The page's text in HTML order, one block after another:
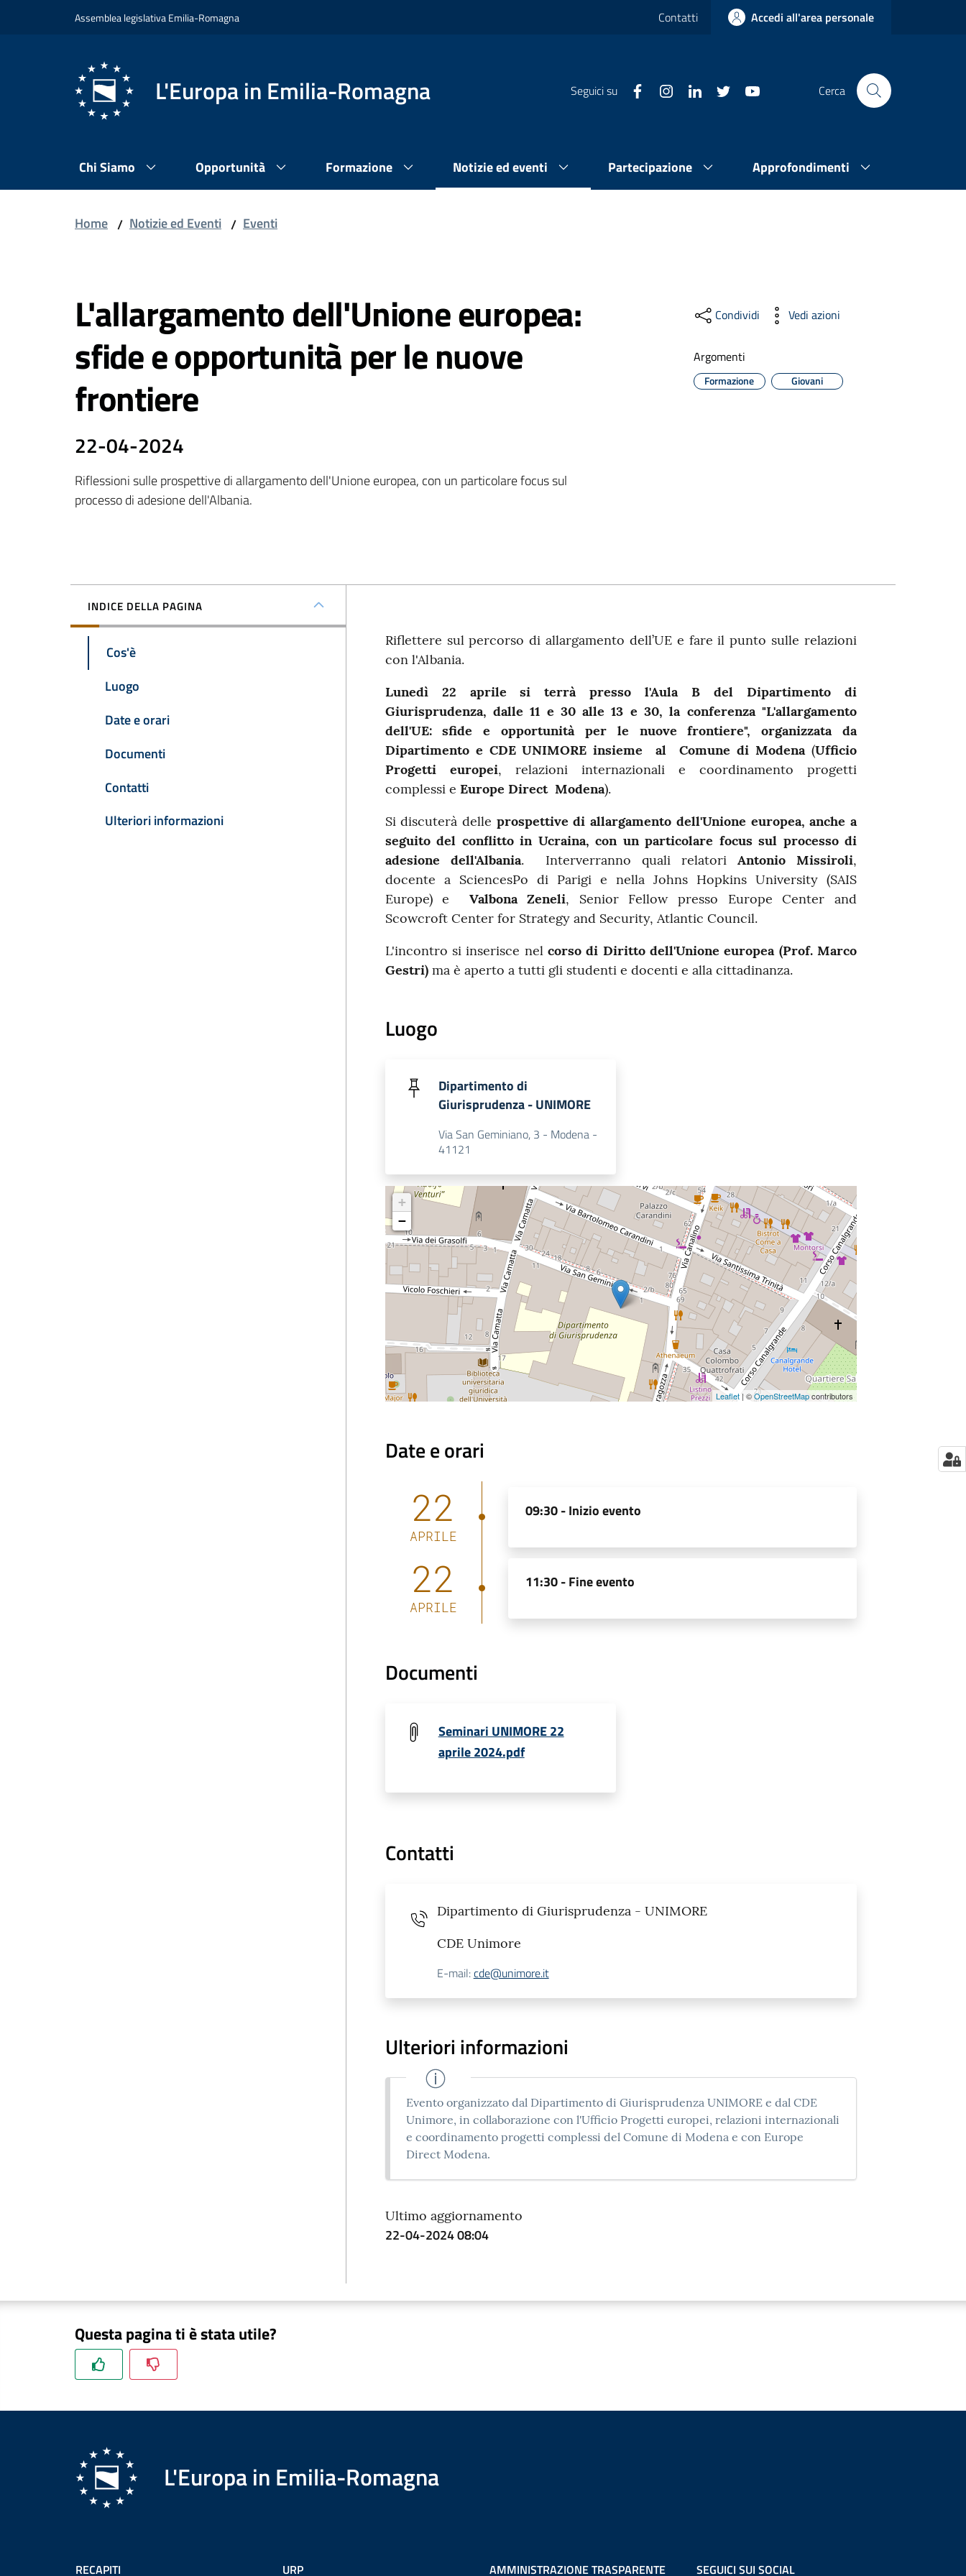
Vai al contenuto
Vai alla navigazioneAssemblea legislativa Emilia-Romagna Contatti Accedi all'area personale
L'Europa in Emilia-Romagna Seguici su Cerca
Chi Siamo Opportunità Formazione Notizie ed eventi Partecipazione Approfondimenti
Home / Notizie ed Eventi / Eventi
L'allargamento dell'Unione europea:
sfide e opportunità per le nuove
frontiere
22-04-2024
Riflessioni sulle prospettive di allargamento dell'Unione europea, con un particolare focus sul
processo di adesione dell'Albania.
Condividi Vedi azioni
Argomenti
Formazione Giovani
INDICE DELLA PAGINA
Cos'è
Luogo
Date e orari
Documenti
Contatti
Ulteriori informazioni
Riflettere sul percorso di allargamento dell’UE e fare il punto sulle relazioni
con l'Albania.
Lunedì 22 aprile
si terrà presso l'Aula B del Dipartimento di
Giurisprudenza, dalle 11 e 30 alle 13 e 30, la conferenza "L'allargamento
dell'UE: sfide e opportunità per le nuove frontiere", organizzata da
Dipartimento e CDE UNIMORE insieme al Comune di Modena (Ufficio
Progetti europei, relazioni internazionali e coordinamento progetti
complessi e Europe Direct Modena).
Si discuterà delle prospettive di allargamento dell'Unione europea, anche a
seguito del conflitto in Ucraina, con un particolare focus sul processo di
adesione dell'Albania. Interverranno quali relatori Antonio Missiroli,
docente a SciencesPo di Parigi e nella Johns Hopkins University (SAIS
Europe) e Valbona Zeneli, Senior Fellow presso Europe Center and
Scowcroft Center for Strategy and Security, Atlantic Council.
L'incontro si inserisce nel corso di Diritto dell'Unione europea (Prof. Marco
Gestri)ma è aperto a tutti gli studenti e docenti e alla cittadinanza.
Luogo
Dipartimento di
Giurisprudenza - UNIMORE
Via San Geminiano, 3 - Modena -
41121
+
−
Leaflet| ©OpenStreetMapcontributors
Date e orari
22
APRILE
09:30 -Inizio evento
22
APRILE
11:30 -Fine evento
Documenti
Seminari UNIMORE 22
aprile 2024.pdf
Contatti
Dipartimento di Giurisprudenza - UNIMORE
CDE Unimore
E-mail:cde@unimore.it
Ulteriori informazioni
Evento organizzato dal Dipartimento di Giurisprudenza UNIMORE e dal CDE
Unimore, in collaborazione con l'Ufficio Progetti europei, relazioni internazionali
e coordinamento progetti complessi del Comune di Modena e con Europe
Direct Modena.
Ultimo aggiornamento
22-04-2024 08:04
Questa pagina ti è stata utile?
L'Europa in Emilia-Romagna
RECAPITI URP AMMINISTRAZIONE TRASPARENTE SEGUICI SUI SOCIAL